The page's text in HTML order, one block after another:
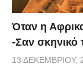
Όταν η
-Σαν σκηνικό
13 ΔΕΚΕΜΒΡΊΟΥ,